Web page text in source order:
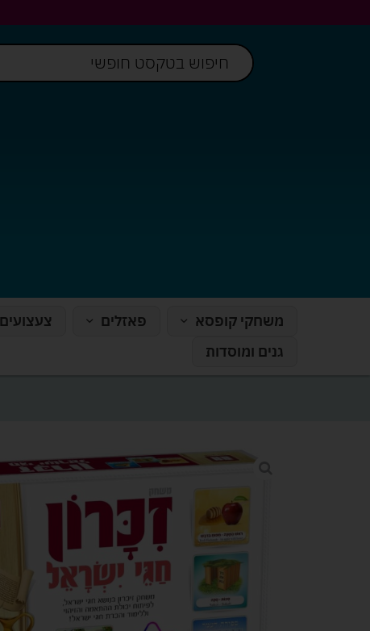
משחקי קופסא פאזלים צעצועים
גנים ומוסדות